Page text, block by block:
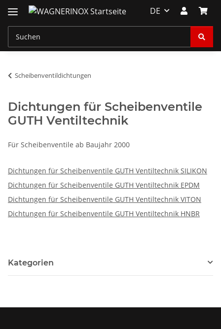
DE
Scheibenventildichtungen
Dichtungen für Scheibenventile
GUTH Ventiltechnik
Für Scheibenventile ab Baujahr 2000
Dichtungen für Scheibenventile GUTH Ventiltechnik SILIKON
Dichtungen für Scheibenventile GUTH Ventiltechnik EPDM
Dichtungen für Scheibenventile GUTH Ventiltechnik VITON
Dichtungen für Scheibenventile GUTH Ventiltechnik HNBR
Kategorien